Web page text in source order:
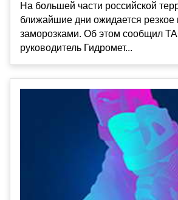
На большей части российской
ближайшие дни ожидается резкое
заморозками. Об этом сообщил
руководитель Гидромет...